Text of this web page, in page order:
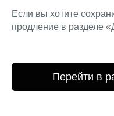
Если вы хотите
продление в разделе
Перейти в